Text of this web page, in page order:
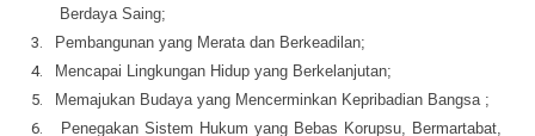
Berdaya Saing;
3.
Pembangunan yang Merata dan Berkeadilan;
4.
Mencapai Lingkungan Hidup yang Berkelanjutan;
5.
Memajukan Budaya yang Mencerminkan Kepribadian Bangsa ;
6.
Penegakan Sistem Hukum yang Bebas Korupsu, Bermartabat,